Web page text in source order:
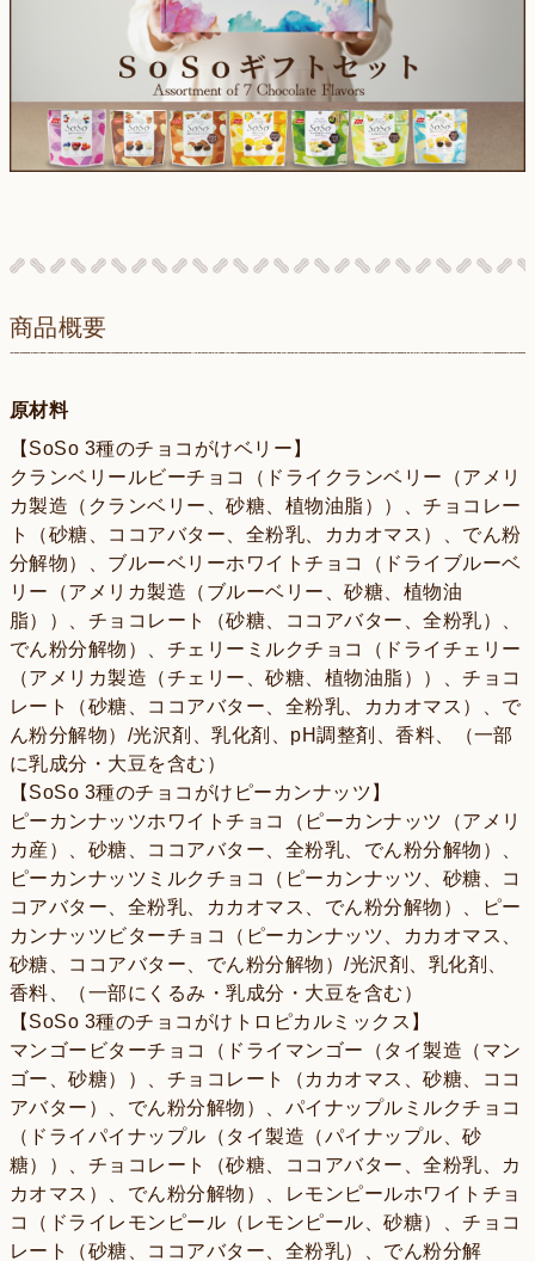
商品概要
原材料
【SoSo 3種のチョコがけベリー】
クランベリールビーチョコ（ドライクランベリー（アメリ
カ製造（クランベリー、砂糖、植物油脂））、チョコレー
ト（砂糖、ココアバター、全粉乳、カカオマス）、でん粉
分解物）、ブルーベリーホワイトチョコ（ドライブルーベ
リー（アメリカ製造（ブルーベリー、砂糖、植物油
脂））、チョコレート（砂糖、ココアバター、全粉乳）、
でん粉分解物）、チェリーミルクチョコ（ドライチェリー
（アメリカ製造（チェリー、砂糖、植物油脂））、チョコ
レート（砂糖、ココアバター、全粉乳、カカオマス）、で
ん粉分解物）/光沢剤、乳化剤、pH調整剤、香料、（一部
に乳成分・大豆を含む）
【SoSo 3種のチョコがけピーカンナッツ】
ピーカンナッツホワイトチョコ（ピーカンナッツ（アメリ
カ産）、砂糖、ココアバター、全粉乳、でん粉分解物）、
ピーカンナッツミルクチョコ（ピーカンナッツ、砂糖、コ
コアバター、全粉乳、カカオマス、でん粉分解物）、ピー
カンナッツビターチョコ（ピーカンナッツ、カカオマス、
砂糖、ココアバター、でん粉分解物）/光沢剤、乳化剤、
香料、（一部にくるみ・乳成分・大豆を含む）
【SoSo 3種のチョコがけトロピカルミックス】
マンゴービターチョコ（ドライマンゴー（タイ製造（マン
ゴー、砂糖））、チョコレート（カカオマス、砂糖、ココ
アバター）、でん粉分解物）、パイナップルミルクチョコ
（ドライパイナップル（タイ製造（パイナップル、砂
糖））、チョコレート（砂糖、ココアバター、全粉乳、カ
カオマス）、でん粉分解物）、レモンピールホワイトチョ
コ（ドライレモンピール（レモンピール、砂糖）、チョコ
レート（砂糖、ココアバター、全粉乳）、でん粉分解